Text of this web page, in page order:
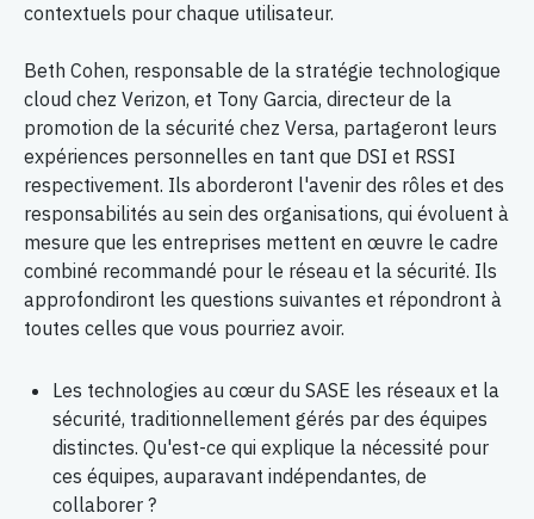
contextuels pour chaque utilisateur.
Beth Cohen, responsable de la stratégie technologique
cloud chez Verizon, et Tony Garcia, directeur de la
promotion de la sécurité chez Versa, partageront leurs
expériences personnelles en tant que DSI et RSSI
respectivement. Ils aborderont l'avenir des rôles et des
responsabilités au sein des organisations, qui évoluent à
mesure que les entreprises mettent en œuvre le cadre
combiné recommandé pour le réseau et la sécurité. Ils
approfondiront les questions suivantes et répondront à
toutes celles que vous pourriez avoir.
Les technologies au cœur du SASE les réseaux et la
sécurité, traditionnellement gérés par des équipes
distinctes. Qu'est-ce qui explique la nécessité pour
ces équipes, auparavant indépendantes, de
collaborer ?